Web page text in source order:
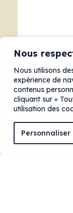
Nous
Nous utilisons
expérience de
contenus
cliquant sur «
utilisation des
Personnaliser